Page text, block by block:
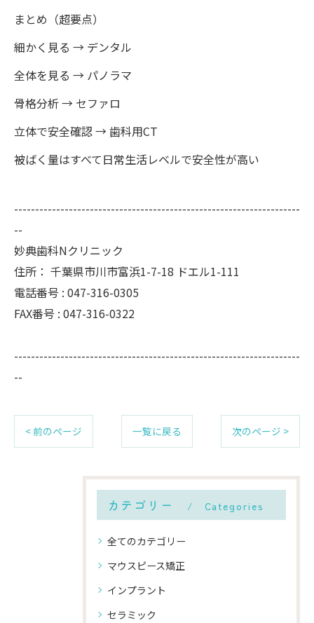
まとめ（超要点）
細かく見る → デンタル
全体を見る → パノラマ
骨格分析 → セファロ
立体で安全確認 → 歯科用CT
被ばく量はすべて日常生活レベルで安全性が高い
--------------------------------------------------------------------
--
妙典歯科Nクリニック
住所： 千葉県市川市富浜1-7-18 ドエル1-111
電話番号 : 047-316-0305
FAX番号 : 047-316-0322
--------------------------------------------------------------------
--
< 前のページ 一覧に戻る 次のページ >
カテゴリー Categories
全てのカテゴリー
マウスピース矯正
インプラント
セラミック